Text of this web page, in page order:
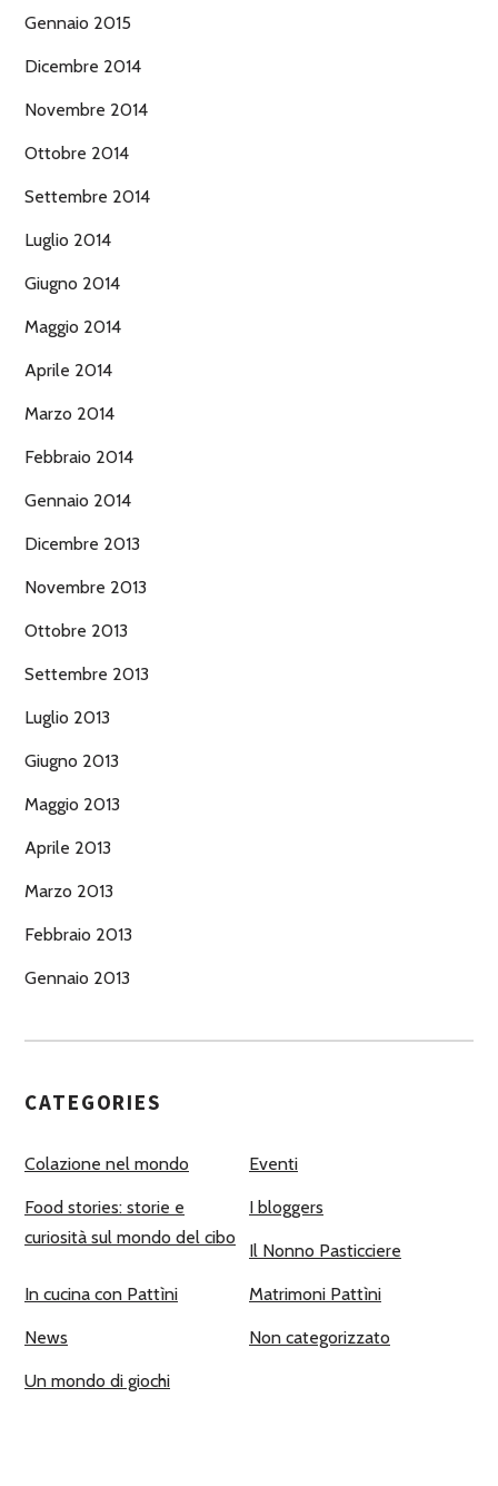
Gennaio 2015
Dicembre 2014
Novembre 2014
Ottobre 2014
Settembre 2014
Luglio 2014
Giugno 2014
Maggio 2014
Aprile 2014
Marzo 2014
Febbraio 2014
Gennaio 2014
Dicembre 2013
Novembre 2013
Ottobre 2013
Settembre 2013
Luglio 2013
Giugno 2013
Maggio 2013
Aprile 2013
Marzo 2013
Febbraio 2013
Gennaio 2013
CATEGORIES
Colazione nel mondo Eventi
Food stories: storie e
curiosità sul mondo del cibo
I bloggers
Il Nonno Pasticciere
In cucina con Pattìni Matrimoni Pattìni
News Non categorizzato
Un mondo di giochi